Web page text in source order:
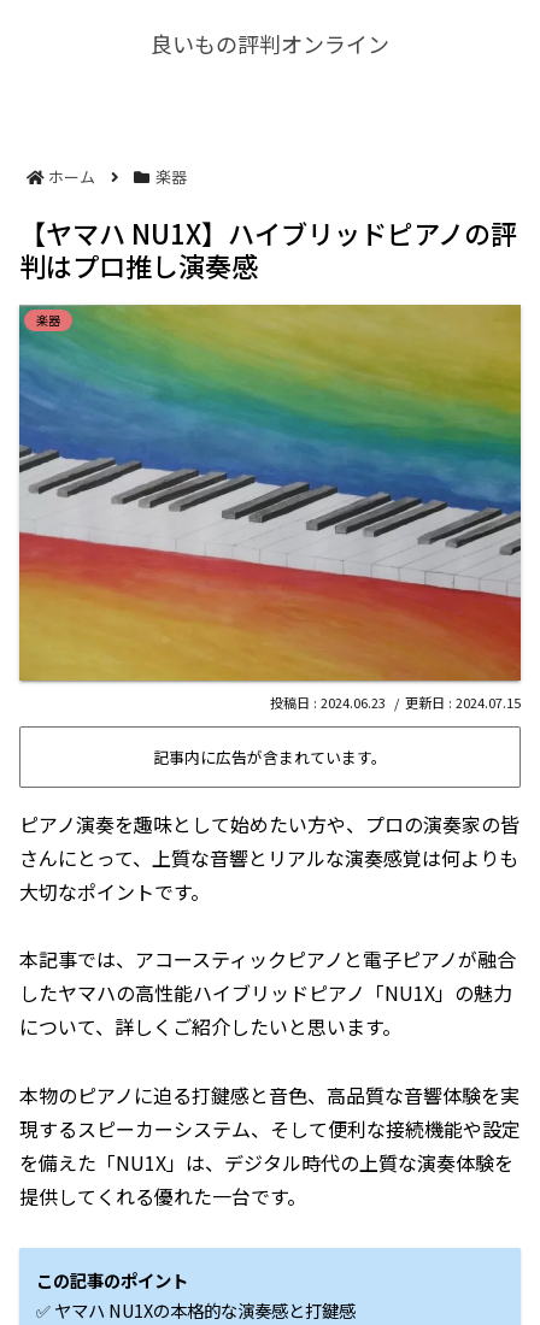
良いもの評判オンライン
ホーム 楽器
【ヤマハ NU1X】ハイブリッドピアノの評
判はプロ推し演奏感
楽器
2024.06.23 2024.07.15
記事内に広告が含まれています。
ピアノ演奏を趣味として始めたい方や、プロの演奏家の皆
さんにとって、上質な音響とリアルな演奏感覚は何よりも
大切なポイントです。
本記事では、アコースティックピアノと電子ピアノが融合
したヤマハの高性能ハイブリッドピアノ「NU1X」の魅力
について、詳しくご紹介したいと思います。
本物のピアノに迫る打鍵感と音色、高品質な音響体験を実
現するスピーカーシステム、そして便利な接続機能や設定
を備えた「NU1X」は、デジタル時代の上質な演奏体験を
提供してくれる優れた一台です。
この記事のポイント
✅ ヤマハ NU1Xの本格的な演奏感と打鍵感